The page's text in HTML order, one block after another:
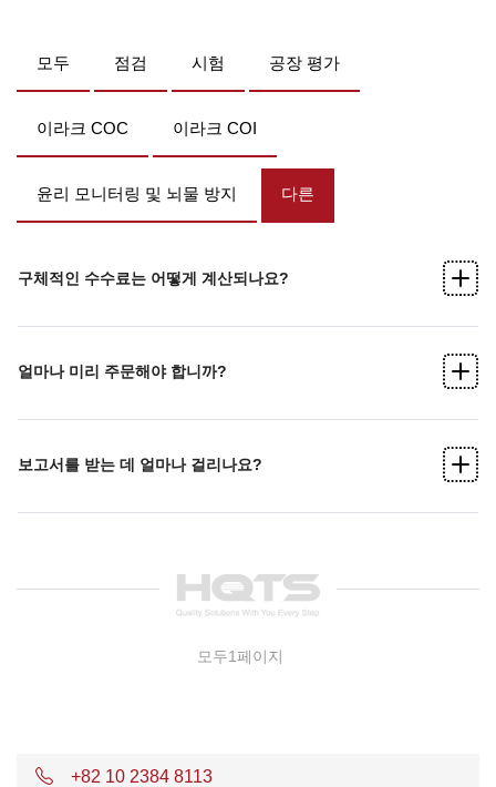
모두 점검 시험 공장 평가
이라크 COC 이라크 COI
윤리 모니터링 및 뇌물 방지 다른
구체적인 수수료는 어떻게 계산되나요?
얼마나 미리 주문해야 합니까?
보고서를 받는 데 얼마나 걸리나요?
모두1페이지
+82 10 2384 8113